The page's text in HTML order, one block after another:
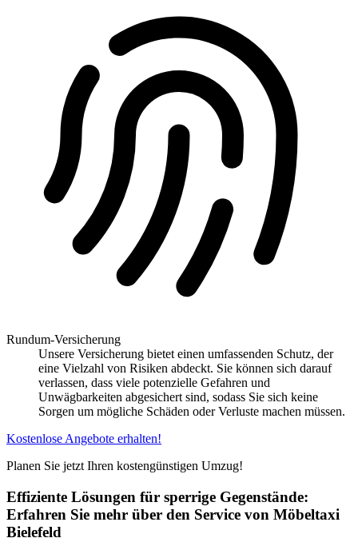
Rundum-Versicherung
Unsere Versicherung bietet einen umfassenden Schutz, der
eine Vielzahl von Risiken abdeckt. Sie können sich darauf
verlassen, dass viele potenzielle Gefahren und
Unwägbarkeiten abgesichert sind, sodass Sie sich keine
Sorgen um mögliche Schäden oder Verluste machen müssen.
Kostenlose Angebote erhalten!
Planen Sie jetzt Ihren kostengünstigen Umzug!
Effiziente Lösungen für sperrige Gegenstände:
Erfahren Sie mehr über den Service von Möbeltaxi
Bielefeld